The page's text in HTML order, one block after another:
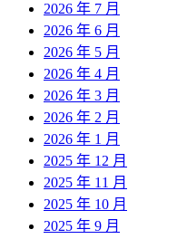
2026 年 7 月
2026 年 6 月
2026 年 5 月
2026 年 4 月
2026 年 3 月
2026 年 2 月
2026 年 1 月
2025 年 12 月
2025 年 11 月
2025 年 10 月
2025 年 9 月